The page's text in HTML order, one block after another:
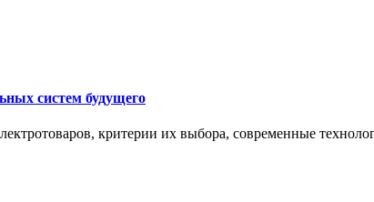
систем будущего
критерии их выбора, современные